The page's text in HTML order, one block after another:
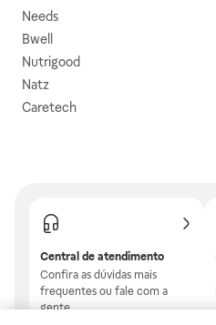
Needs
Bwell
Nutrigood
Natz
Caretech
Central de atendimento
Confira as dúvidas mais
frequentes ou fale com a
gente.